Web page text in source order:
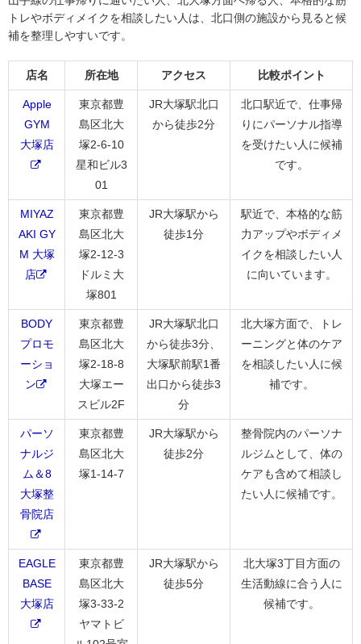
トレやボディメイクを相談したい人は、北口側の施設から見ると候
補を整理しやすいです。
店名 所在地 アクセス 比較ポイント
Apple
GYM
大塚店
東京都豊
島区北大
塚2-6-10
星和ビル3
01
JR大塚駅北口
から徒歩2分
北口駅近で、仕事帰
りにパーソナル指導
を受けたい人に候補
です。
MIYAZ
AKI GY
M 大塚
店
東京都豊
島区北大
塚2-12-3
ドルミ大
塚801
JR大塚駅から
徒歩1分
駅近で、本格的な筋
力アップやボディメ
イクを相談したい人
に向いています。
BODY
プロモ
ーショ
ン
東京都豊
島区北大
塚2-18-8
大塚エー
スビル2F
JR大塚駅北口
から徒歩3分、
大塚駅前駅1番
出口から徒歩3
分
北大塚方面で、トレ
ーニングと体のケア
を相談したい人に候
補です。
パーソ
ナルジ
ム＆8
大塚整
骨院店
東京都豊
島区北大
塚1-14-7
JR大塚駅から
徒歩2分
整骨院内のパーソナ
ルジムとして、体の
ケアも含めて相談し
たい人に候補です。
EAGLE
BASE
大塚店
東京都豊
島区北大
塚3-33-2
ヤマトビ
JR大塚駅から
徒歩5分
北大塚3丁目方面の
生活動線に合う人に
候補です。